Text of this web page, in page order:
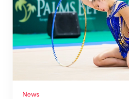
News